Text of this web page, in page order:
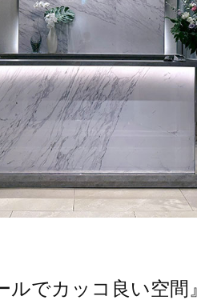
ルでカッコ良い空間